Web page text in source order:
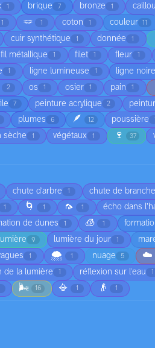
1 brique 7 bronze 1
1 🪢 1 coton 1 couleur 11
cuir synthétique 1 donnée 1
fil métallique 1 filet 1 fleur 1
1 ligne lumineuse 1 ligne
2 os 1 osier 1 pain 1
7 peinture acrylique 2
plumes 6 🪶 12 poussière
sèche 1 végétaux 1 🍷 37
chute d'arbre 1 chute de
1 🌀 1 🦟 1 écho dans
de dunes 1 🧊 1
9 lumière du jour 1
1 🌨️ 1 nuage 5 ☁️
de la lumière 1 réflexion sur l'eau 1
🌬️ 16 📳 1 👴 1